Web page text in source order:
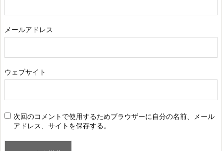
メールアドレス
ウェブサイト
次回のコメントで使用するためブラウザーに自分の名前、メール
アドレス、サイトを保存する。